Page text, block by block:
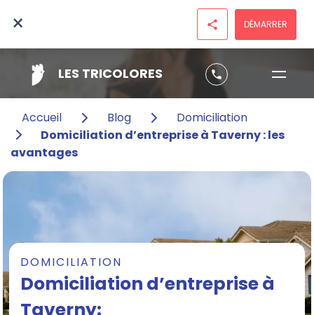
LES TRICOLORES phone
× share DÉMARRER
Accueil Blog
Domiciliation
Domiciliation d’entreprise à Taverny : les
avantages
DOMICILIATION
Domiciliation d’entreprise à
Taverny: